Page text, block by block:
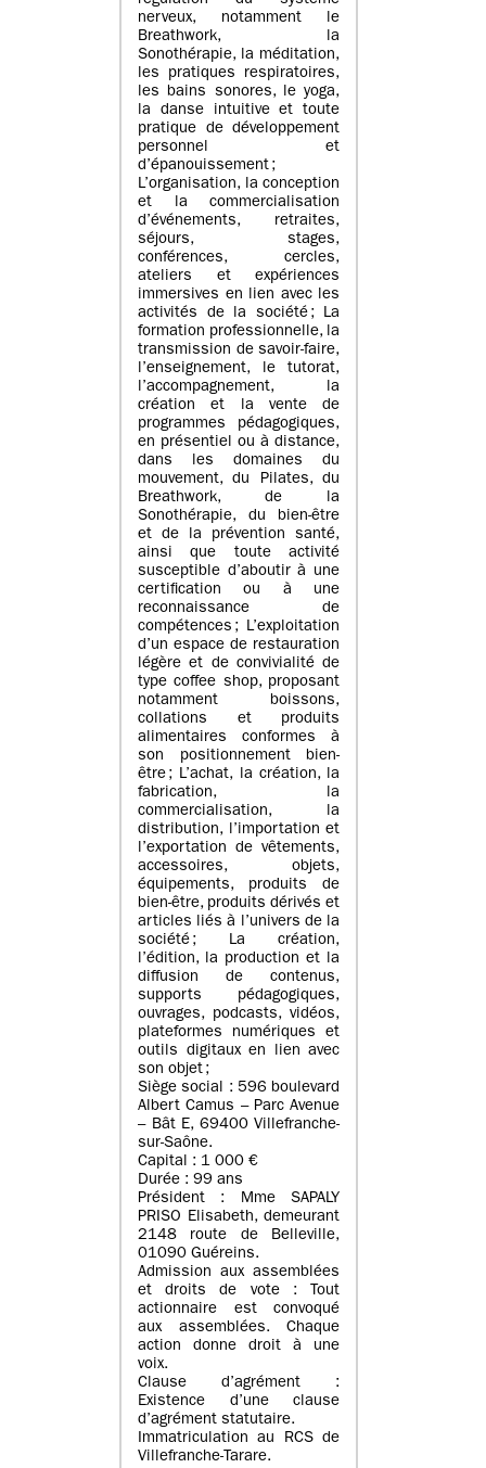
nerveux, notamment le
Breathwork, la
Sonothérapie, la méditation,
les pratiques respiratoires,
les bains sonores, le yoga,
la danse intuitive et toute
pratique de développement
personnel et
d’épanouissement ;
L’organisation, la conception
et la commercialisation
d’événements, retraites,
séjours, stages,
conférences, cercles,
ateliers et expériences
immersives en lien avec les
activités de la société ; La
formation professionnelle, la
transmission de savoir-faire,
l’enseignement, le tutorat,
l’accompagnement, la
création et la vente de
programmes pédagogiques,
en présentiel ou à distance,
dans les domaines du
mouvement, du Pilates, du
Breathwork, de la
Sonothérapie, du bien-être
et de la prévention santé,
ainsi que toute activité
susceptible d’aboutir à une
certification ou à une
reconnaissance de
compétences ; L’exploitation
d’un espace de restauration
légère et de convivialité de
type coffee shop, proposant
notamment boissons,
collations et produits
alimentaires conformes à
son positionnement bien-
être ; L’achat, la création, la
fabrication, la
commercialisation, la
distribution, l’importation et
l’exportation de vêtements,
accessoires, objets,
équipements, produits de
bien-être, produits dérivés et
articles liés à l’univers de la
société ; La création,
l’édition, la production et la
diffusion de contenus,
supports pédagogiques,
ouvrages, podcasts, vidéos,
plateformes numériques et
outils digitaux en lien avec
son objet ;
Siège social : 596 boulevard
Albert Camus – Parc Avenue
– Bât E, 69400 Villefranche-
sur-Saône.
Capital : 1 000 €
Durée : 99 ans
Président : Mme SAPALY
PRISO Elisabeth, demeurant
2148 route de Belleville,
01090 Guéreins.
Admission aux assemblées
et droits de vote : Tout
actionnaire est convoqué
aux assemblées. Chaque
action donne droit à une
voix.
Clause d’agrément :
Existence d’une clause
d’agrément statutaire.
Immatriculation au RCS de
Villefranche-Tarare.